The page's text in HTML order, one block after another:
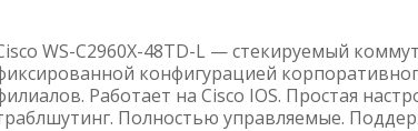
CATALYST
2960
—
WS-
WS-C2960X-48TD-L — стекируемый
конфигурацией
Работает на Cisco IOS. Простая
Полностью управляемые.